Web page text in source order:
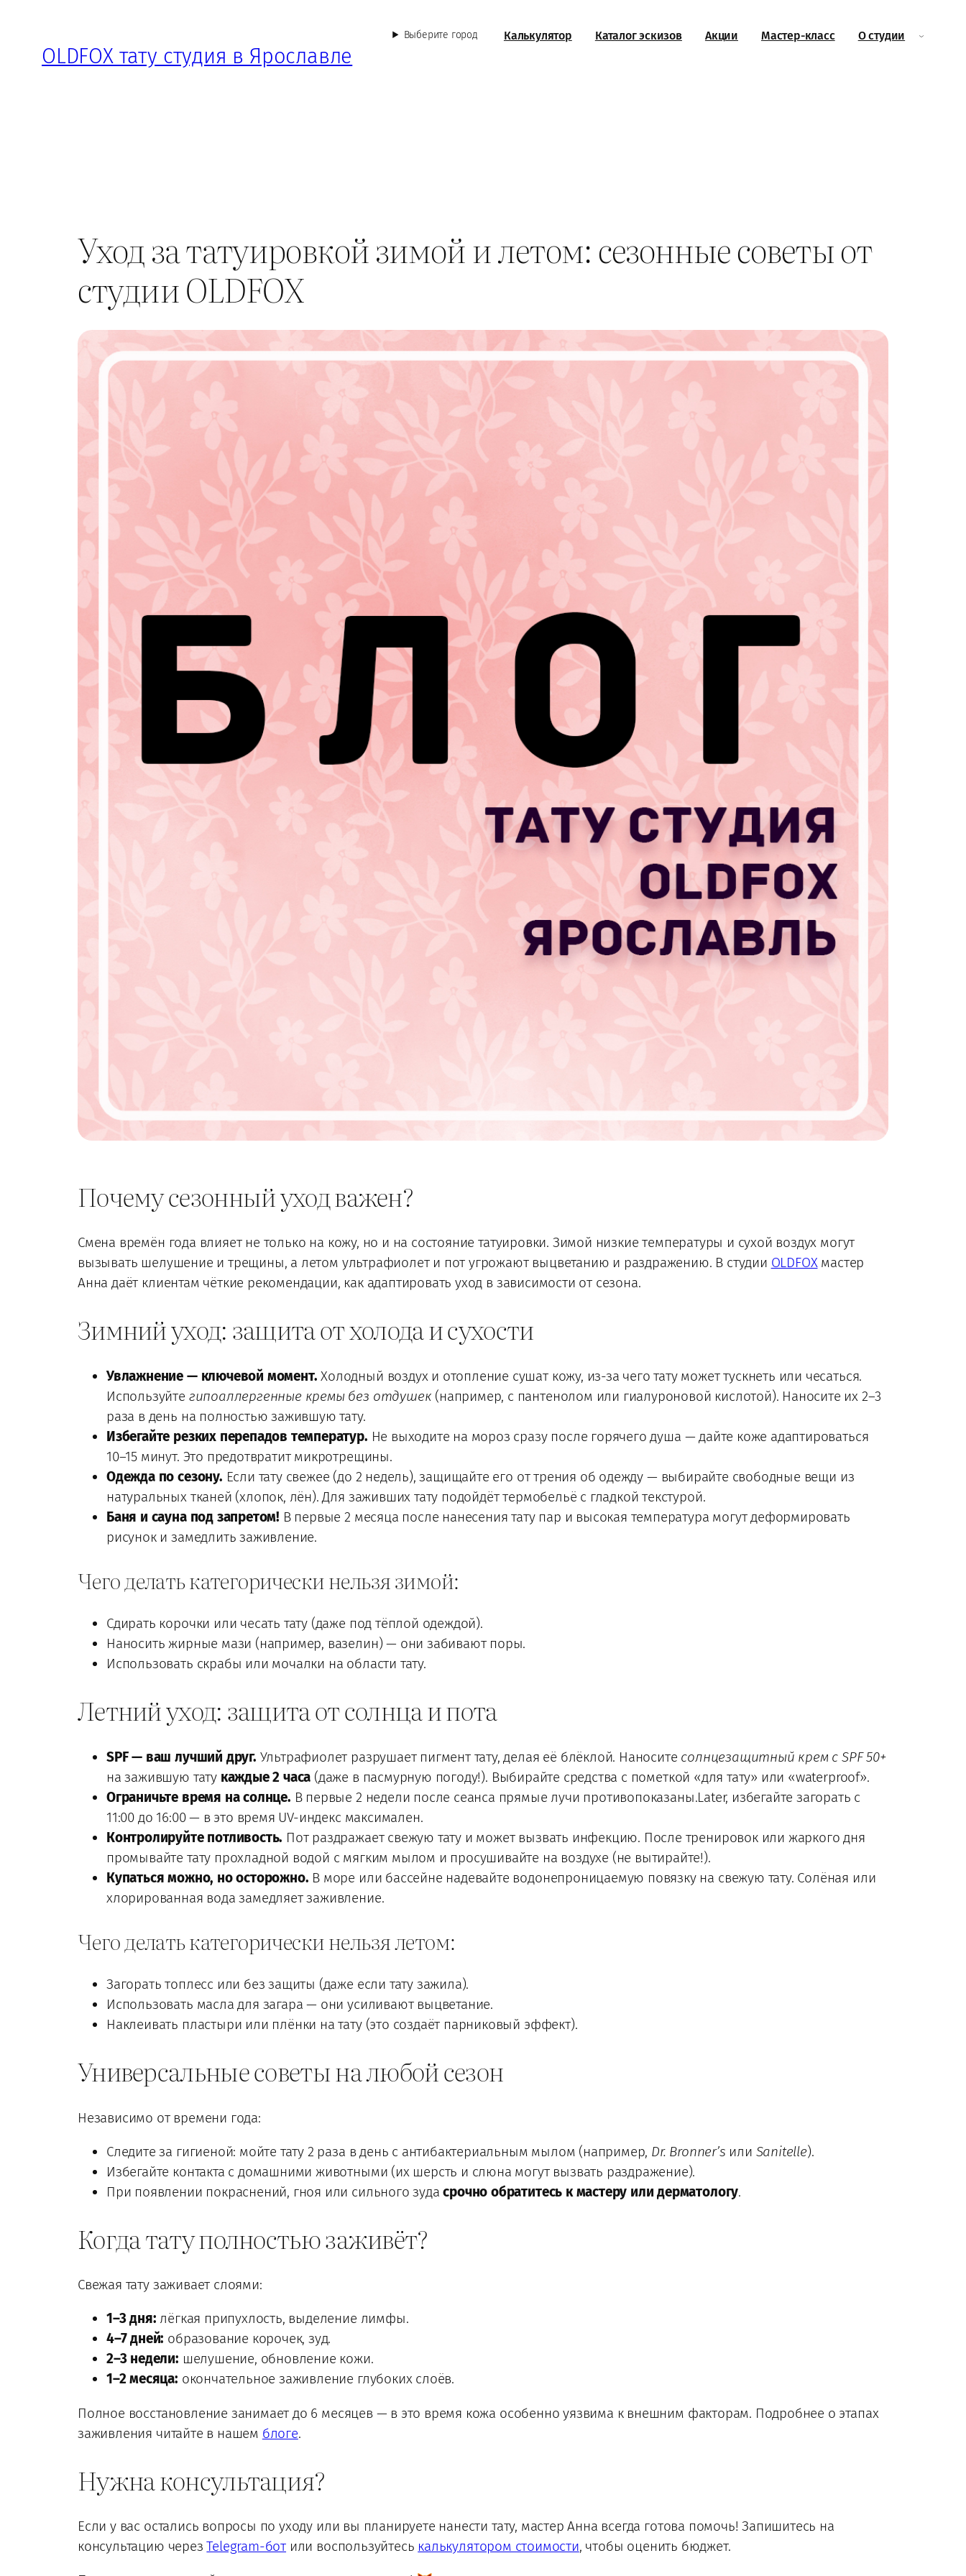
содержимому
OLDFOX тату студия в Ярославле
Выберите город Калькулятор Каталог эскизов Акции Мастер-класс О студии
Уход за татуировкой зимой и летом: сезонные советы от
студии OLDFOX
Почему сезонный уход важен?
Смена времён года влияет не только на кожу, но и на состояние татуировки. Зимой низкие температуры и сухой воздух могут
вызывать шелушение и трещины, а летом ультрафиолет и пот угрожают выцветанию и раздражению. В студии OLDFOXмастер
Анна даёт клиентам чёткие рекомендации, как адаптировать уход в зависимости от сезона.
Зимний уход: защита от холода и сухости
Увлажнение — ключевой момент. Холодный воздух и отопление сушат кожу, из-за чего тату может тускнеть или чесаться.
Используйте гипоаллергенные кремы без отдушек (например, с пантенолом или гиалуроновой кислотой). Наносите их 2–3
раза в день на полностью зажившую тату.
Избегайте резких перепадов температур. Не выходите на мороз сразу после горячего душа — дайте коже адаптироваться
10–15 минут. Это предотвратит микротрещины.
Одежда по сезону. Если тату свежее (до 2 недель), защищайте его от трения об одежду — выбирайте свободные вещи из
натуральных тканей (хлопок, лён). Для заживших тату подойдёт термобельё с гладкой текстурой.
Баня и сауна под запретом! В первые 2 месяца после нанесения тату пар и высокая температура могут деформировать
рисунок и замедлить заживление.
Чего делать категорически нельзя зимой:
Сдирать корочки или чесать тату (даже под тёплой одеждой).
Наносить жирные мази (например, вазелин) — они забивают поры.
Использовать скрабы или мочалки на области тату.
Летний уход: защита от солнца и пота
SPF — ваш лучший друг. Ультрафиолет разрушает пигмент тату, делая её блёклой. Наносите солнцезащитный крем с SPF 50+
на зажившую тату каждые 2 часа (даже в пасмурную погоду!). Выбирайте средства с пометкой «для тату» или «waterproof».
Ограничьте время на солнце. В первые 2 недели после сеанса прямые лучи противопоказаны.Later, избегайте загорать с
11:00 до 16:00 — в это время UV-индекс максимален.
Контролируйте потливость. Пот раздражает свежую тату и может вызвать инфекцию. После тренировок или жаркого дня
промывайте тату прохладной водой с мягким мылом и просушивайте на воздухе (не вытирайте!).
Купаться можно, но осторожно. В море или бассейне надевайте водонепроницаемую повязку на свежую тату. Солёная или
хлорированная вода замедляет заживление.
Чего делать категорически нельзя летом:
Загорать топлесс или без защиты (даже если тату зажила).
Использовать масла для загара — они усиливают выцветание.
Наклеивать пластыри или плёнки на тату (это создаёт парниковый эффект).
Универсальные советы на любой сезон
Независимо от времени года:
Следите за гигиеной: мойте тату 2 раза в день с антибактериальным мылом (например, Dr. Bronner’s или Sanitelle).
Избегайте контакта с домашними животными (их шерсть и слюна могут вызвать раздражение).
При появлении покраснений, гноя или сильного зудасрочно обратитесь к мастеру или дерматологу.
Когда тату полностью заживёт?
Свежая тату заживает слоями:
1–3 дня: лёгкая припухлость, выделение лимфы.
4–7 дней: образование корочек, зуд.
2–3 недели: шелушение, обновление кожи.
1–2 месяца: окончательное заживление глубоких слоёв.
Полное восстановление занимает до 6 месяцев — в это время кожа особенно уязвима к внешним факторам. Подробнее о этапах
заживления читайте в нашем блоге.
Нужна консультация?
Если у вас остались вопросы по уходу или вы планируете нанести тату, мастер Анна всегда готова помочь! Запишитесь на
консультацию черезTelegram-бот или воспользуйтесь калькулятором стоимости, чтобы оценить бюджет.